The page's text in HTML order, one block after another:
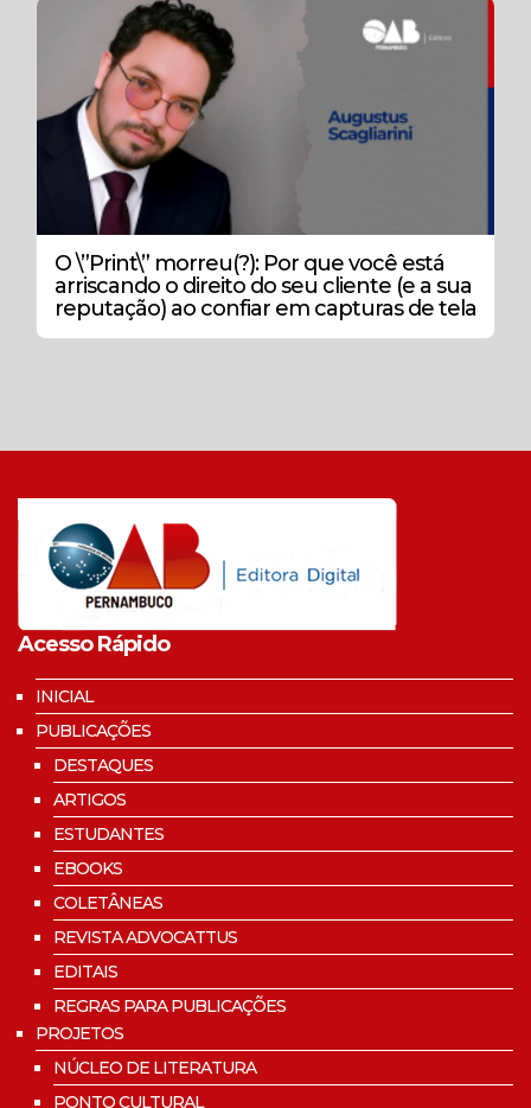
O \”Print\” morreu(?): Por que você está
arriscando o direito do seu cliente (e a sua
reputação) ao confiar em capturas de tela
Acesso Rápido
INICIAL
PUBLICAÇÕES
DESTAQUES
ARTIGOS
ESTUDANTES
EBOOKS
COLETÂNEAS
REVISTA ADVOCATTUS
EDITAIS
REGRAS PARA PUBLICAÇÕES
PROJETOS
NÚCLEO DE LITERATURA
PONTO CULTURAL